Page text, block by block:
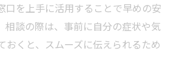
口を上手に活用することで早めの安
相談の際は、事前に自分の症状や気
おくと、スムーズに伝えられるため